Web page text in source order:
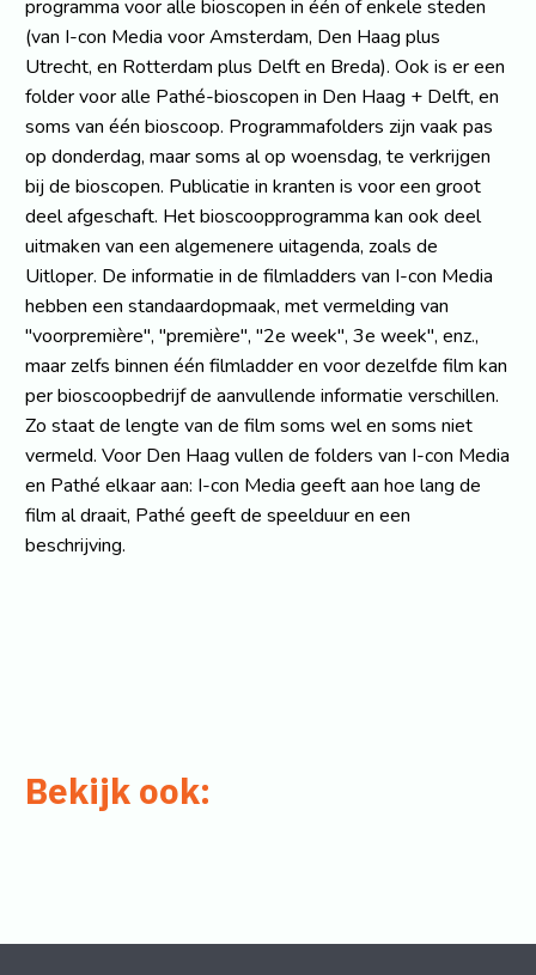
programma voor alle bioscopen in één of enkele steden
(van I-con Media voor Amsterdam, Den Haag plus
Utrecht, en Rotterdam plus Delft en Breda). Ook is er een
folder voor alle Pathé-bioscopen in Den Haag + Delft, en
soms van één bioscoop. Programmafolders zijn vaak pas
op donderdag, maar soms al op woensdag, te verkrijgen
bij de bioscopen. Publicatie in kranten is voor een groot
deel afgeschaft. Het bioscoopprogramma kan ook deel
uitmaken van een algemenere uitagenda, zoals de
Uitloper. De informatie in de filmladders van I-con Media
hebben een standaardopmaak, met vermelding van
"voorpremière", "première", "2e week", 3e week", enz.,
maar zelfs binnen één filmladder en voor dezelfde film kan
per bioscoopbedrijf de aanvullende informatie verschillen.
Zo staat de lengte van de film soms wel en soms niet
vermeld. Voor Den Haag vullen de folders van I-con Media
en Pathé elkaar aan: I-con Media geeft aan hoe lang de
film al draait, Pathé geeft de speelduur en een
beschrijving.
Bekijk ook: